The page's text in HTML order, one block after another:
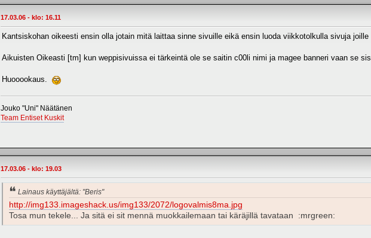
17.03.06 - klo: 16.11
Kantsiskohan oikeesti ensin olla jotain mitä laittaa sinne sivuille eikä ensin luoda viikkotolkulla sivuja
Aikuisten Oikeasti [tm] kun weppisivuissa ei tärkeintä ole se saitin c00li nimi ja magee banneri vaan se
Huooookaus.
Jouko "Uni" Näätänen
Team Entiset Kuskit
17.03.06 - klo: 19.03
Lainaus käyttäjältä: "Beris"
http://img133.imageshack.us/img133/2072/logovalmis8ma.jpg
Tosa mun tekele... Ja sitä ei sit mennä muokkailemaan tai käräjillä tavataan :mrgreen: